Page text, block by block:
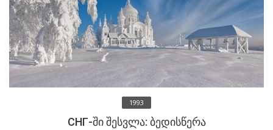
1993
СНГ-ში შესვლა: ბედისწერა